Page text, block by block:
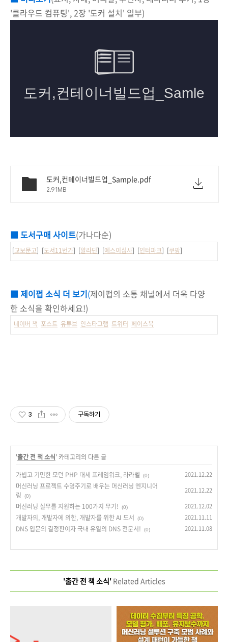
'클라우드 컴퓨팅', 2장 '도커 설치' 일부)
도커,컨테이너빌드업_Sample.pdf
2.91MB
■ 도서구매 사이트(가나다순)
[교보문고] [도서11번가] [알라딘] [예스이십사] [인터파크] [쿠팡]
■ 제이펍 소식 더 보기(제이펍의 소통 채널에서 더욱 다양
한 소식을 확인하세요!)
네이버 책 포스트 유튜브 인스타그램 트위터 페이스북
3 구독하기
'출간 전 책 소식' 카테고리의 다른 글
가볍고 기민한 모던 PHP 대세 프레임워크, 라라벨
(0) 2021.12.22
머신러닝 프로젝트 수명주기로 배우는 머신러닝 엔지니어
링
(0)
2021.12.22
머신러닝 실무를 지원하는 100가지 무기! (0) 2021.12.02
개발자의, 개발자에 의한, 개발자를 위한 AI 도서 (0) 2021.11.11
DNS 입문의 결정판이자 국내 유일의 DNS 전문서! (0) 2021.11.08
'출간 전 책 소식'Related Articles